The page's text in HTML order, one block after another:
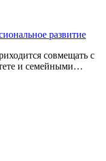
развитие
совмещать с
и семейными…